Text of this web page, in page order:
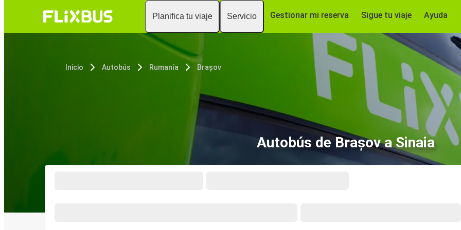
Planifica tu viaje Servicio Gestionar mi reserva Sigue tu viaje Ayuda
Inicio Autobús Rumanía Brașov
Autobús de Brașov a Sinaia